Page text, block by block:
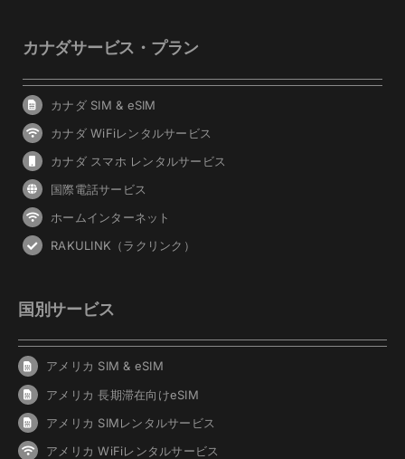
カナダサービス・プラン
カナダ SIM & eSIM
カナダ WiFiレンタルサービス
カナダ スマホ レンタルサービス
国際電話サービス
ホームインターネット
RAKULINK（ラクリンク）
国別サービス
アメリカ SIM & eSIM
アメリカ 長期滞在向けeSIM
アメリカ SIMレンタルサービス
アメリカ WiFiレンタルサービス